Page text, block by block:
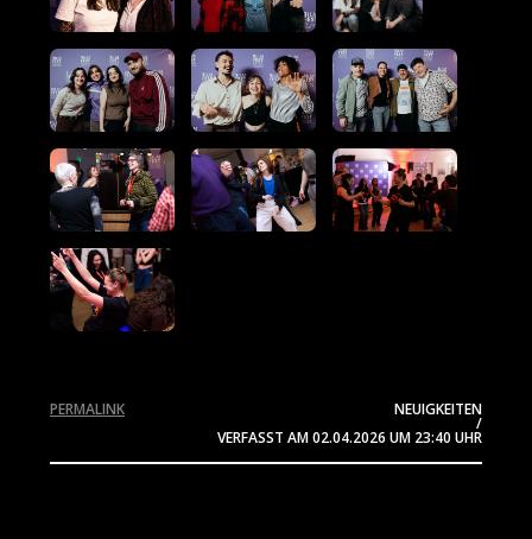
NEUIGKEITEN
/
VERFASST AM02.04.2026 UM 23:40 UHR
PERMALINK